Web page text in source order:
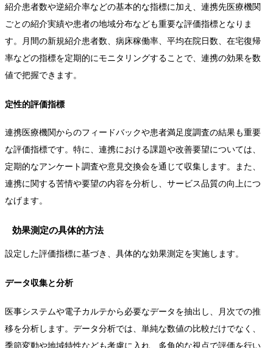
紹介患者数や逆紹介率などの基本的な指標に加え、連携先医療機関
ごとの紹介実績や患者の地域分布なども重要な評価指標となりま
す。月間の新規紹介患者数、病床稼働率、平均在院日数、在宅復帰
率などの指標を定期的にモニタリングすることで、連携の効果を数
値で把握できます。
定性的評価指標
連携医療機関からのフィードバックや患者満足度調査の結果も重要
な評価指標です。特に、連携における課題や改善要望については、
定期的なアンケート調査や意見交換会を通じて収集します。また、
連携に関する苦情や要望の内容を分析し、サービス品質の向上につ
なげます。
効果測定の具体的方法
設定した評価指標に基づき、具体的な効果測定を実施します。
データ収集と分析
医事システムや電子カルテから必要なデータを抽出し、月次での推
移を分析します。データ分析では、単純な数値の比較だけでなく、
季節変動や地域特性なども考慮に入れ、多角的な視点で評価を行い